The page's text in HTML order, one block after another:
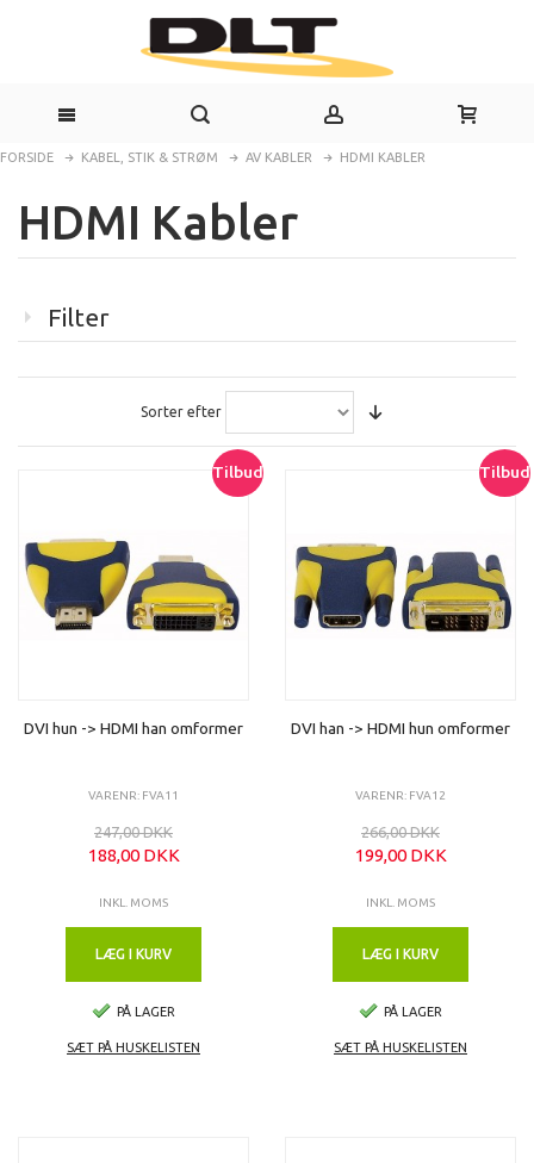
FORSIDE KABEL, STIK & STRØM AV KABLER HDMI KABLER
HDMI Kabler
Filter
Sorter efter
DVI hun -> HDMI han omformer
VARENR: FVA11
247,00 DKK
188,00 DKK
INKL. MOMS
LÆG I KURV
PÅ LAGER
SÆT PÅ HUSKELISTEN
Tilbud
DVI han -> HDMI hun omformer
VARENR: FVA12
266,00 DKK
199,00 DKK
INKL. MOMS
LÆG I KURV
PÅ LAGER
SÆT PÅ HUSKELISTEN
Tilbud